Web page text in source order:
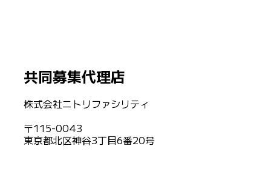
共同募集代理店
株式会社ニトリファシリティ
〒115-0043
東京都北区神谷3丁目6番20号